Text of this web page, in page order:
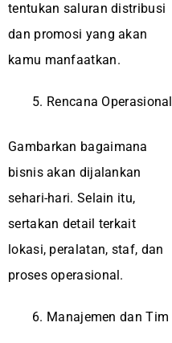
tentukan saluran distribusi
dan promosi yang akan
kamu manfaatkan.
Rencana Operasional
Gambarkan bagaimana
bisnis akan dijalankan
sehari-hari. Selain itu,
sertakan detail terkait
lokasi, peralatan, staf, dan
proses operasional.
Manajemen dan Tim